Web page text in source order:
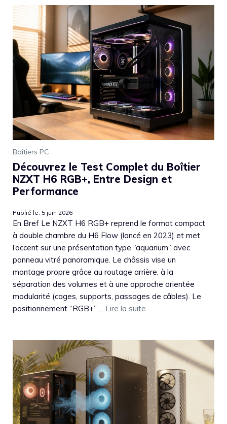
Boîtiers PC
Découvrez le Test Complet du Boîtier
NZXT H6 RGB+, Entre Design et
Performance
Publié le: 5 juin 2026
En Bref Le NZXT H6 RGB+ reprend le format compact
à double chambre du H6 Flow (lancé en 2023) et met
l’accent sur une présentation type “aquarium” avec
panneau vitré panoramique. Le châssis vise un
montage propre grâce au routage arrière, à la
séparation des volumes et à une approche orientée
modularité (cages, supports, passages de câbles). Le
positionnement “RGB+” ... Lire la suite